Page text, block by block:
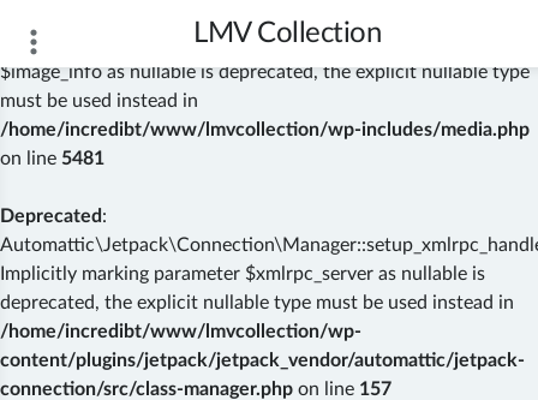
Deprecated
: wp_getimagesize(): Implicitly marking parameter
$image_info as nullable is deprecated, the explicit nullable type
must be used instead in
/home/incredibt/www/lmvcollection/wp-includes/media.php
on line 5481
Deprecated :
Implicitly marking parameter $xmlrpc_server as nullable is
deprecated, the explicit nullable type must be used instead in
/home/incredibt/www/lmvcollection/wp-
content/plugins/jetpack/jetpack_vendor/automattic/jetpack-
connection/src/class-manager.php on line 157
LMV Collection